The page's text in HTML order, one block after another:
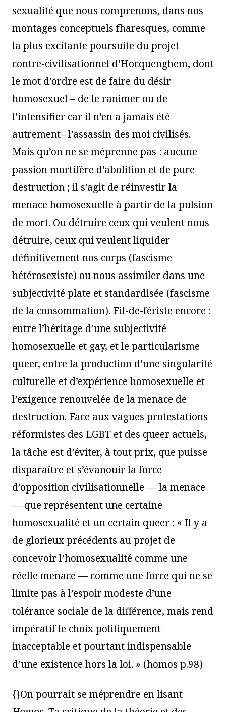
sexualité que nous comprenons, dans nos
montages conceptuels fharesques, comme
la plus excitante poursuite du projet
contre-civilisationnel d’Hocquenghem, dont
le mot d’ordre est de faire du désir
homosexuel – de le ranimer ou de
l’intensifier car il n’en a jamais été
autrement– l’assassin des moi civilisés.
Mais qu’on ne se méprenne pas : aucune
passion mortifère d’abolition et de pure
destruction ; il s’agit de réinvestir la
menace homosexuelle à partir de la pulsion
de mort. Ou détruire ceux qui veulent nous
détruire, ceux qui veulent liquider
définitivement nos corps (fascisme
hétérosexiste) ou nous assimiler dans une
subjectivité plate et standardisée (fascisme
de la consommation). Fil-de-fériste encore :
entre l’héritage d’une subjectivité
homosexuelle et gay, et le particularisme
queer, entre la production d’une singularité
culturelle et d’expérience homosexuelle et
l’exigence renouvelée de la menace de
destruction. Face aux vagues protestations
réformistes des LGBT et des queer actuels,
la tâche est d’éviter, à tout prix, que puisse
disparaître et s’évanouir la force
d’opposition civilisationnelle — la menace
— que représentent une certaine
homosexualité et un certain queer : « Il y a
de glorieux précédents au projet de
concevoir l’homosexualité comme une
réelle menace — comme une force qui ne se
limite pas à l’espoir modeste d’une
tolérance sociale de la différence, mais rend
impératif le choix politiquement
inacceptable et pourtant indispensable
d’une existence hors la loi. » (homos p.98)
{}On pourrait se méprendre en lisant